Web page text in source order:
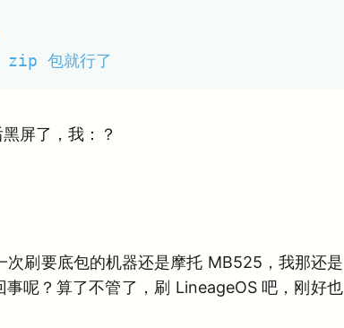
zip 包就行了
屏了，我：？
刷要底包的机器还是摩托 MB525，我那还是
呢？算了不管了，刷 LineageOS 吧，刚好也